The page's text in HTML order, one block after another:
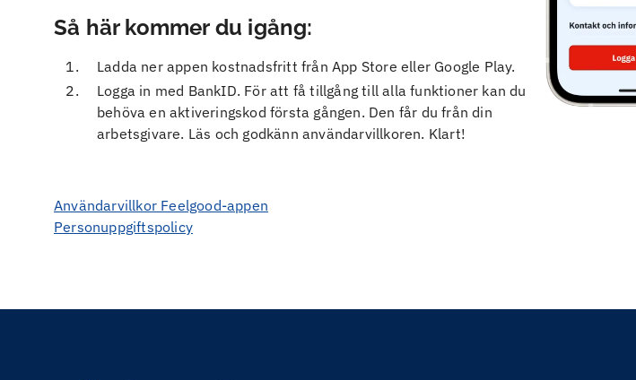
Så här kommer du igång:
Ladda ner appen kostnadsfritt från App Store eller Google Play.
Logga in med BankID. För att få tillgång till alla funktioner kan du
behöva en aktiveringskod första gången. Den får du från din
arbetsgivare. Läs och godkänn användarvillkoren. Klart!
Användarvillkor Feelgood-appen
Personuppgiftspolicy